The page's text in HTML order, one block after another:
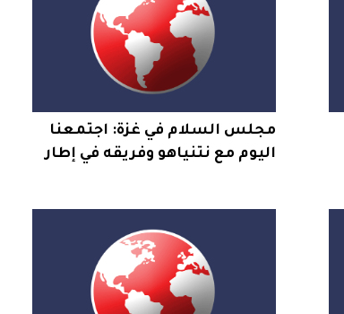
مجلس السلام في غزة: اجتمعنا
اليوم مع نتنياهو وفريقه في إطار